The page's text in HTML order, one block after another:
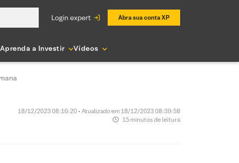
login expert Abra sua conta XP
Aprenda a Investir Vídeos
18/12/2023 08:16:20 • Atualizado em 18/12/2023 08:39:58
15 minutos de leitura